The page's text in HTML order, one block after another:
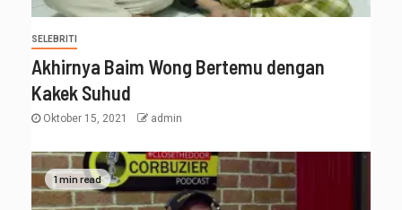
SELEBRITI
Akhirnya Baim Wong Bertemu dengan
Kakek Suhud
Oktober 15, 2021 admin
1 min read